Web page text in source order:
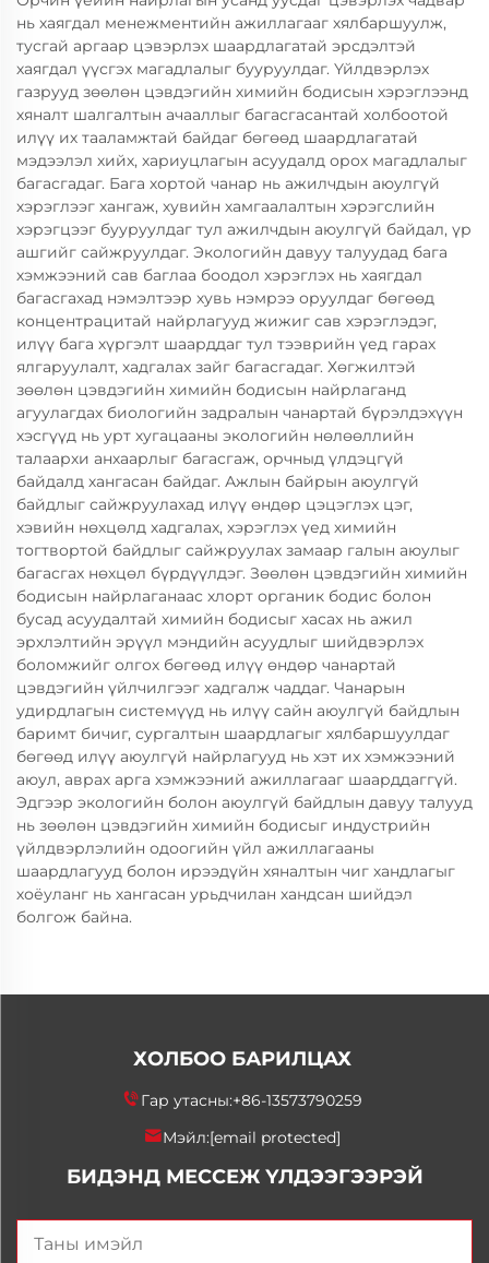
нь хаягдал менежментийн ажиллагааг хялбаршуулж,
тусгай аргаар цэвэрлэх шаардлагатай эрсдэлтэй
хаягдал үүсгэх магадлалыг бууруулдаг. Үйлдвэрлэх
газрууд зөөлөн цэвдэгийн химийн бодисын хэрэглээнд
хяналт шалгалтын ачааллыг багасгасантай холбоотой
илүү их тааламжтай байдаг бөгөөд шаардлагатай
мэдээлэл хийх, хариуцлагын асуудалд орох магадлалыг
багасгадаг. Бага хортой чанар нь ажилчдын аюулгүй
хэрэглээг хангаж, хувийн хамгаалалтын хэрэгслийн
хэрэгцээг бууруулдаг тул ажилчдын аюулгүй байдал, үр
ашгийг сайжруулдаг. Экологийн давуу талуудад бага
хэмжээний сав баглаа боодол хэрэглэх нь хаягдал
багасгахад нэмэлтээр хувь нэмрээ оруулдаг бөгөөд
концентрацитай найрлагууд жижиг сав хэрэглэдэг,
илүү бага хүргэлт шаарддаг тул тээврийн үед гарах
ялгаруулалт, хадгалах зайг багасгадаг. Хөгжилтэй
зөөлөн цэвдэгийн химийн бодисын найрлаганд
агуулагдах биологийн задралын чанартай бүрэлдэхүүн
хэсгүүд нь урт хугацааны экологийн нөлөөллийн
талаархи анхаарлыг багасгаж, орчныд үлдэцгүй
байдалд хангасан байдаг. Ажлын байрын аюулгүй
байдлыг сайжруулахад илүү өндөр цэцэглэх цэг,
хэвийн нөхцөлд хадгалах, хэрэглэх үед химийн
тогтвортой байдлыг сайжруулах замаар галын аюулыг
багасгах нөхцөл бүрдүүлдэг. Зөөлөн цэвдэгийн химийн
бодисын найрлаганаас хлорт органик бодис болон
бусад асуудалтай химийн бодисыг хасах нь ажил
эрхлэлтийн эрүүл мэндийн асуудлыг шийдвэрлэх
боломжийг олгох бөгөөд илүү өндөр чанартай
цэвдэгийн үйлчилгээг хадгалж чаддаг. Чанарын
удирдлагын системүүд нь илүү сайн аюулгүй байдлын
баримт бичиг, сургалтын шаардлагыг хялбаршуулдаг
бөгөөд илүү аюулгүй найрлагууд нь хэт их хэмжээний
аюул, аврах арга хэмжээний ажиллагааг шаарддаггүй.
Эдгээр экологийн болон аюулгүй байдлын давуу талууд
нь зөөлөн цэвдэгийн химийн бодисыг индустрийн
үйлдвэрлэлийн одоогийн үйл ажиллагааны
шаардлагууд болон ирээдүйн хяналтын чиг хандлагыг
хоёуланг нь хангасан урьдчилан хандсан шийдэл
болгож байна.
ХОЛБОО БАРИЛЦАХ
Гар утасны:+86-13573790259
Мэйл:[email protected]
БИДЭНД МЕССЕЖ ҮЛДЭЭГЭЭРЭЙ